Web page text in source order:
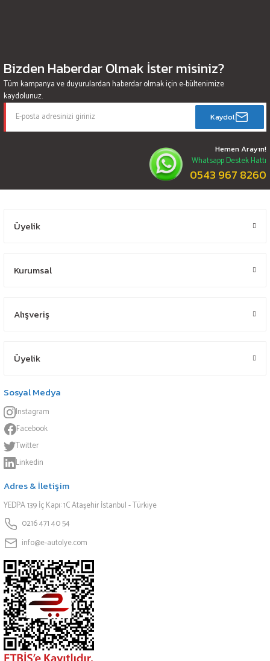
Bizden Haberdar Olmak İster misiniz?
Tüm kampanya ve duyurulardan haberdar olmak için e-bültenimize
kaydolunuz.
Kaydol
Hemen Arayın!
Whatsapp Destek Hattı
0543 967 8260
Üyelik
Kurumsal
Alışveriş
Üyelik
Sosyal Medya
Instagram
Facebook
Twitter
Linkedin
Adres & İletişim
YEDPA 139 İç Kapı: 1C Ataşehir İstanbul - Türkiye
0216 471 40 54
info@e-autolye.com